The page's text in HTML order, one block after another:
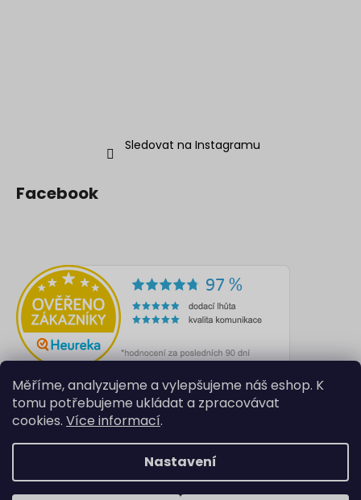
Měříme, analyzujeme a vylepšujeme náš eshop. K
tomu potřebujeme ukládat a zpracovávat
cookies. Více informací.
Nastavení
Sledovat na Instagramu
Facebook